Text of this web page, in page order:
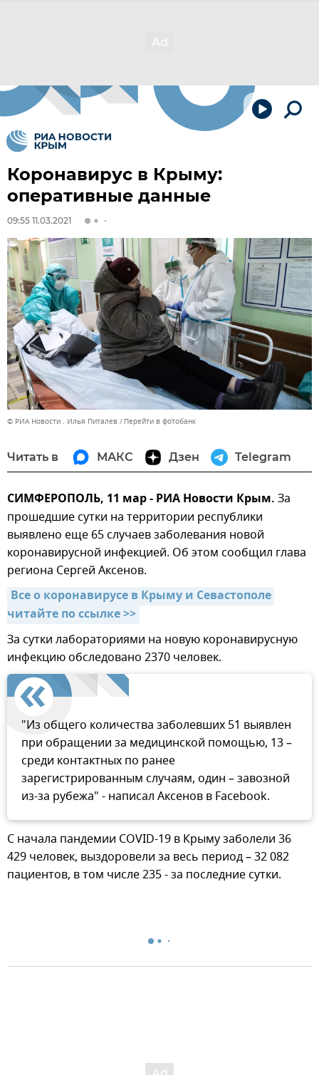
Коронавирус в Крыму:
оперативные данные
09:55 11.03.2021
© РИА Новости . Илья Питалев Перейти в фотобанк
Читать в МАКС Дзен Telegram
СИМФЕРОПОЛЬ, 11 мар - РИА Новости Крым. За
прошедшие сутки на территории республики
выявлено еще 65 случаев заболевания новой
коронавирусной инфекцией. Об этом сообщил глава
региона Сергей Аксенов.
Все о коронавирусе в Крыму и Севастополе
читайте по ссылке >>
За сутки лабораториями на новую коронавирусную
инфекцию обследовано 2370 человек.
"Из общего количества заболевших 51 выявлен
при обращении за медицинской помощью, 13 –
среди контактных по ранее
зарегистрированным случаям, один – завозной
из-за рубежа" - написал Аксенов в Facebook.
С начала пандемии COVID-19 в Крыму заболели 36
429 человек, выздоровели за весь период – 32 082
пациентов, в том числе 235 - за последние сутки.